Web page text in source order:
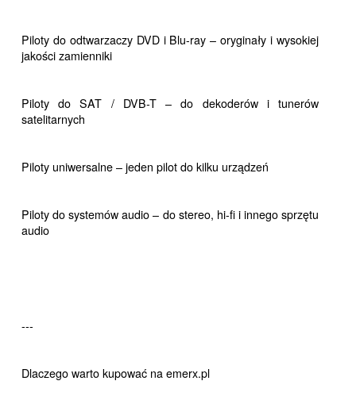
Piloty do odtwarzaczy DVD i Blu-ray – oryginały i wysokiej
jakości zamienniki
Piloty do SAT / DVB-T – do dekoderów i tunerów
satelitarnych
Piloty uniwersalne – jeden pilot do kilku urządzeń
Piloty do systemów audio – do stereo, hi-fi i innego sprzętu
audio
---
Dlaczego warto kupować na emerx.pl